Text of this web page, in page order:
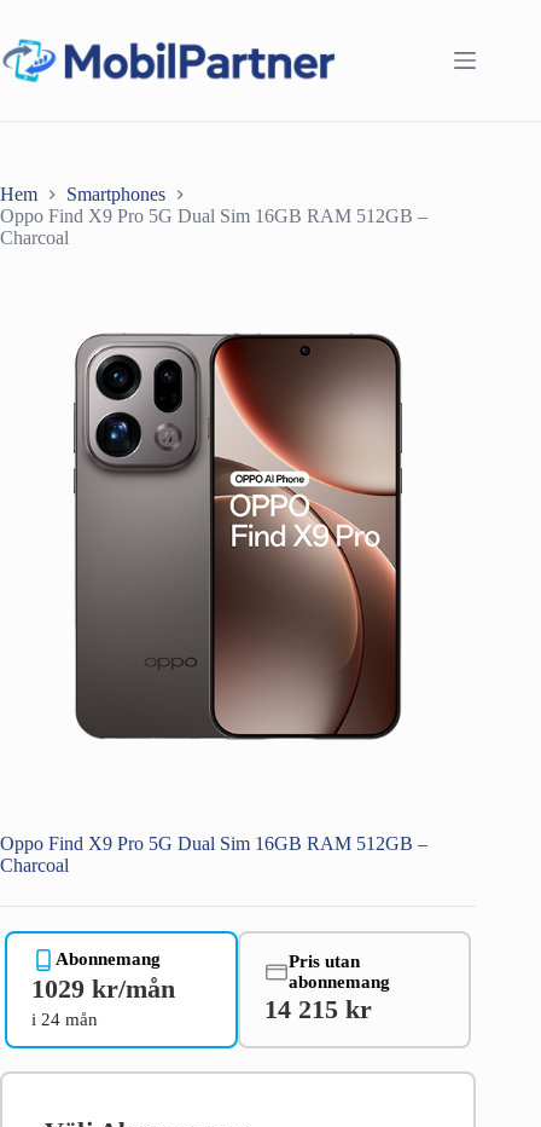
innehåll
Hem
Smartphones
Oppo Find X9 Pro 5G Dual Sim 16GB RAM 512GB –
Charcoal
Oppo Find X9 Pro 5G Dual Sim 16GB RAM 512GB –
Charcoal
Abonnemang
1029 kr/mån
i 24 mån
Pris utan
abonnemang
14 215 kr